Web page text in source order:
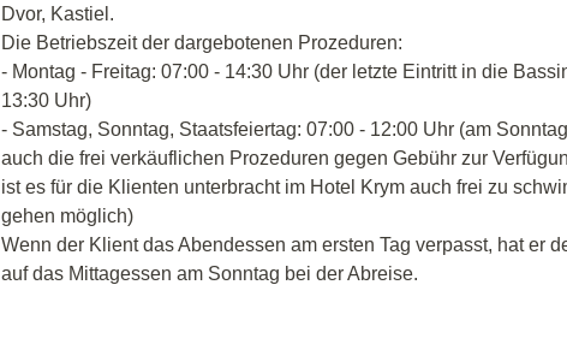
Dvor, Kastiel.
Die Betriebszeit der dargebotenen Prozeduren:
- Montag - Freitag: 07:00 - 14:30 Uhr (der letzte Eintritt in die
13:30 Uhr)
- Samstag, Sonntag, Staatsfeiertag: 07:00 - 12:00 Uhr (am
auch die frei verkäuflichen Prozeduren gegen Gebühr zur
ist es für die Klienten unterbracht im Hotel Krym auch frei zu
gehen möglich)
Wenn der Klient das Abendessen am ersten Tag verpasst, hat er
auf das Mittagessen am Sonntag bei der Abreise.